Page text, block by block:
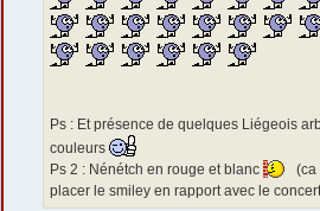
Ps : Et présence de quelques Liégeois
couleurs
Ps 2 : Nénétch en rouge et blanc
(ca
placer le smiley en rapport avec le